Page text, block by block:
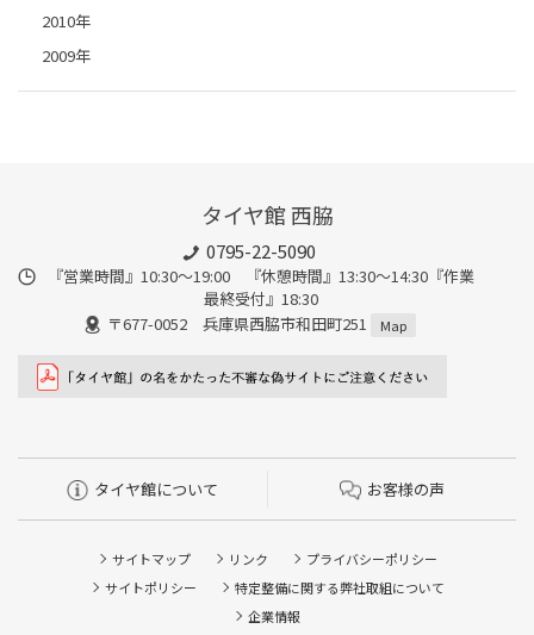
2010年
2009年
タイヤ館 西脇
0795-22-5090
『営業時間』10:30～19:00 『休憩時間』13:30～14:30『作業
最終受付』18:30
〒677-0052 兵庫県西脇市和田町251
Map
タイヤ館について お客様の声
サイトマップ リンク
プライバシーポリシー
サイトポリシー
特定整備に関する弊社取組について
企業情報